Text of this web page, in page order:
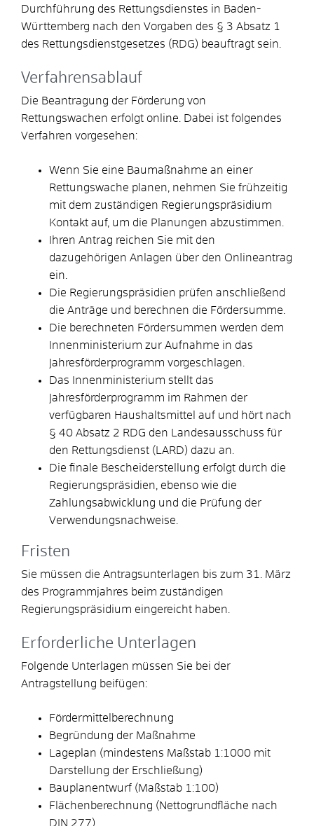
Durchführung des Rettungsdienstes in Baden-
Württemberg nach den Vorgaben des § 3 Absatz 1
des Rettungsdienstgesetzes (RDG) beauftragt sein.
Verfahrensablauf
Die Beantragung der Förderung von
Rettungswachen erfolgt online. Dabei ist folgendes
Verfahren vorgesehen:
Wenn Sie eine Baumaßnahme an einer
Rettungswache planen, nehmen Sie frühzeitig
mit dem zuständigen Regierungspräsidium
Kontakt auf, um die Planungen abzustimmen.
Ihren Antrag reichen Sie mit den
dazugehörigen Anlagen über den Onlineantrag
ein.
Die Regierungspräsidien prüfen anschließend
die Anträge und berechnen die Fördersumme.
Die berechneten Fördersummen werden dem
Innenministerium zur Aufnahme in das
Jahresförderprogramm vorgeschlagen.
Das Innenministerium stellt das
Jahresförderprogramm im Rahmen der
verfügbaren Haushaltsmittel auf und hört nach
§ 40 Absatz 2 RDG den Landesausschuss für
den Rettungsdienst (LARD) dazu an.
Die finale Bescheiderstellung erfolgt durch die
Regierungspräsidien, ebenso wie die
Zahlungsabwicklung und die Prüfung der
Verwendungsnachweise.
Fristen
Sie müssen die Antragsunterlagen bis zum 31. März
des Programmjahres beim zuständigen
Regierungspräsidium eingereicht haben.
Erforderliche Unterlagen
Folgende Unterlagen müssen Sie bei der
Antragstellung beifügen:
Fördermittelberechnung
Begründung der Maßnahme
Lageplan (mindestens Maßstab 1:1000 mit
Darstellung der Erschließung)
Bauplanentwurf (Maßstab 1:100)
Flächenberechnung (Nettogrundfläche nach
DIN 277)